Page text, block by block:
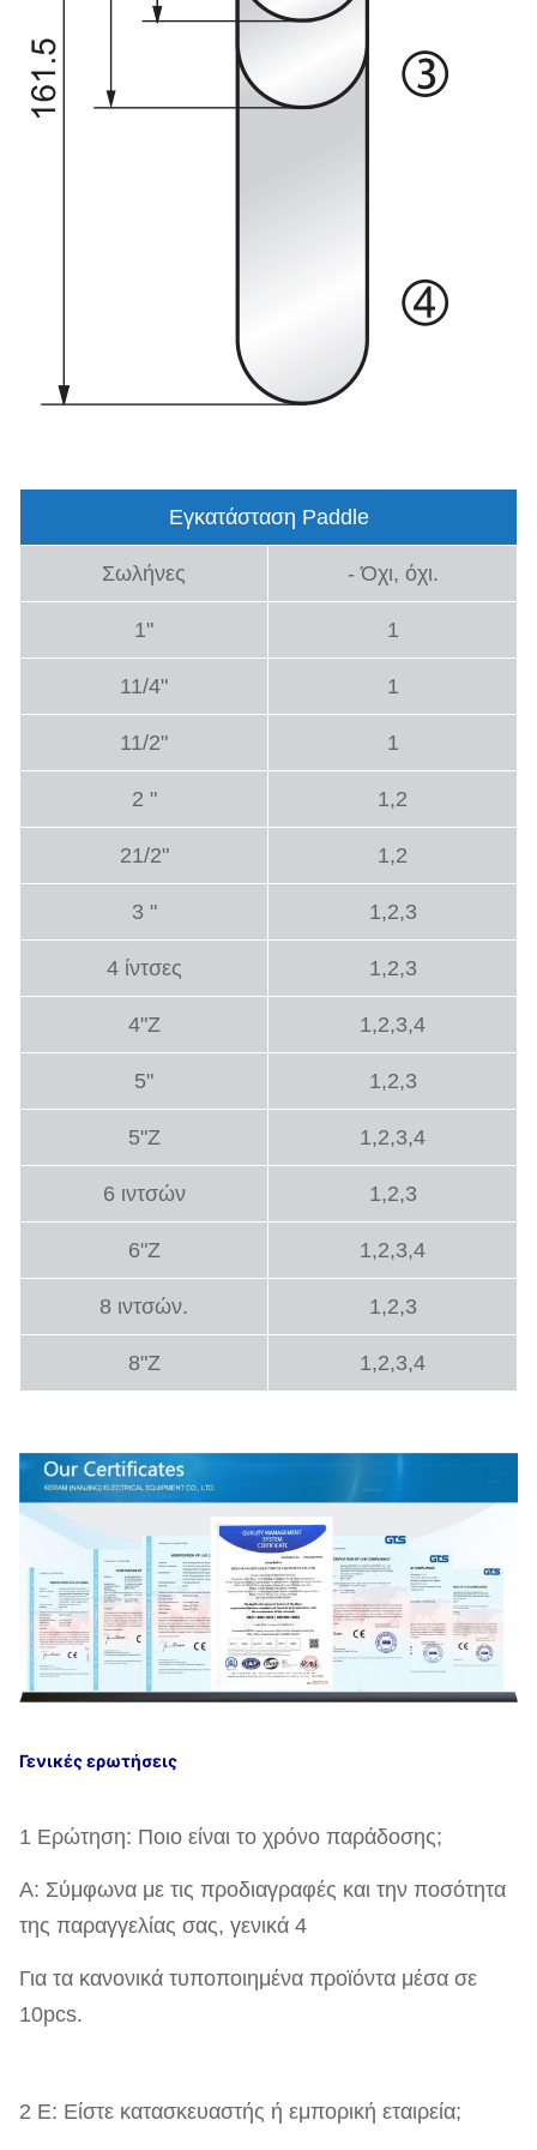
Εγκατάσταση Paddle
Σωλήνες - Όχι, όχι.
1" 1
11/4" 1
11/2" 1
2 " 1,2
21/2" 1,2
3 " 1,2,3
4 ίντσες 1,2,3
4"Z 1,2,3,4
5" 1,2,3
5"Z 1,2,3,4
6 ιντσών 1,2,3
6"Z 1,2,3,4
8 ιντσών. 1,2,3
8"Z 1,2,3,4
Γενικές ερωτήσεις
1 Ερώτηση: Ποιο είναι το χρόνο παράδοσης;
Α: Σύμφωνα με τις προδιαγραφές και την ποσότητα
της παραγγελίας σας, γενικά 4
Για τα κανονικά τυποποιημένα προϊόντα μέσα σε
10pcs.
2 Ε: Είστε κατασκευαστής ή εμπορική εταιρεία;